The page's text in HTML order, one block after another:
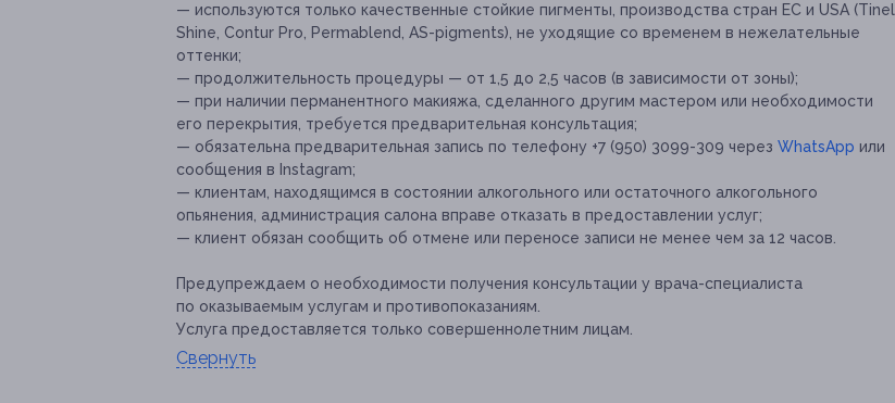
— используются только качественные стойкие пигменты, производства стран ЕС и USA (Tinel,
Shine, Contur Pro, Permablend, AS-pigments), не уходящие со временем в нежелательные
оттенки;
— продолжительность процедуры — от 1,5 до 2,5 часов (в зависимости от зоны);
— при наличии перманентного макияжа, сделанного другим мастером или необходимости
его перекрытия, требуется предварительная консультация;
— обязательна предварительная запись по телефону +7 (950) 3099-309 через WhatsApp или
сообщения в Instagram;
— клиентам, находящимся в состоянии алкогольного или остаточного алкогольного
опьянения, администрация салона вправе отказать в предоставлении услуг;
— клиент обязан сообщить об отмене или переносе записи не менее чем за 12 часов.
Предупреждаем о необходимости получения консультации у врача-специалиста
по оказываемым услугам и противопоказаниям.
Услуга предоставляется только совершеннолетним лицам.
Свернуть